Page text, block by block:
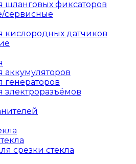
шланговых фиксаторов
сервисные
кислородных датчиков
аккумуляторов
генераторов
электроразъёмов
срезки стекла